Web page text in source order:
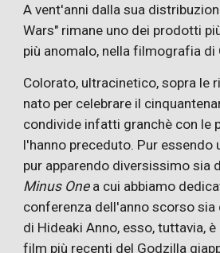
A vent'anni dalla sua
Wars" rimane uno dei prodotti
più anomalo, nella filmografia di
Colorato, ultracinetico, sopra le
nato per celebrare il
condivide infatti granchè con le
l'hanno preceduto. Pur essendo
pur apparendo diversissimo sia
Minus One a cui abbiamo
conferenza dell'anno scorso sia
di Hideaki Anno, esso, tuttavia,
film più recenti del Godzilla